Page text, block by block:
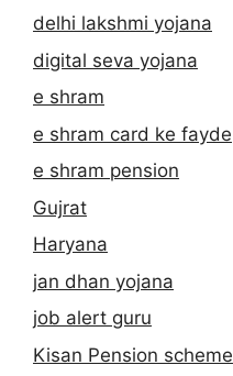
delhi lakshmi yojana
digital seva yojana
e shram
e shram card ke fayde
e shram pension
Gujrat
Haryana
jan dhan yojana
job alert guru
Kisan Pension scheme